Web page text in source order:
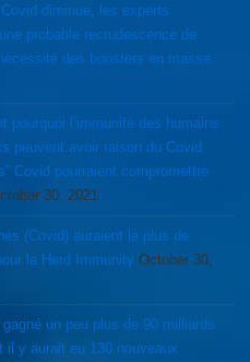
diminue, les experts
probable recrudescence de
des boosters en masse.
pourquoi l’immunité des humains
peuvent avoir raison du Covid
Covid pourraient compromettre
30, 2021
(Covid) auraient le plus de
la Herd Immunity October 30,
un peu plus de 90 milliards
y aurait eu 130 nouveaux